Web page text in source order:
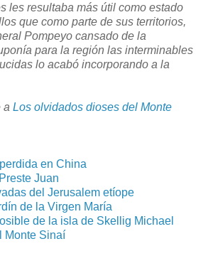
les resultaba más útil como estado
que como parte de sus territorios,
Pompeyo cansado de la
para la región las interminables
lo acabó incorporando a la
a Los olvidados dioses del Monte
en China
Juan
del Jerusalem etíope
de la Virgen María
de la isla de Skellig Michael
Monte Sinaí